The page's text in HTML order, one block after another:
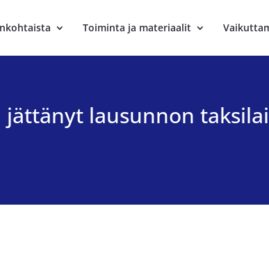
Toiminta ja materiaalit
jättänyt lausunnon